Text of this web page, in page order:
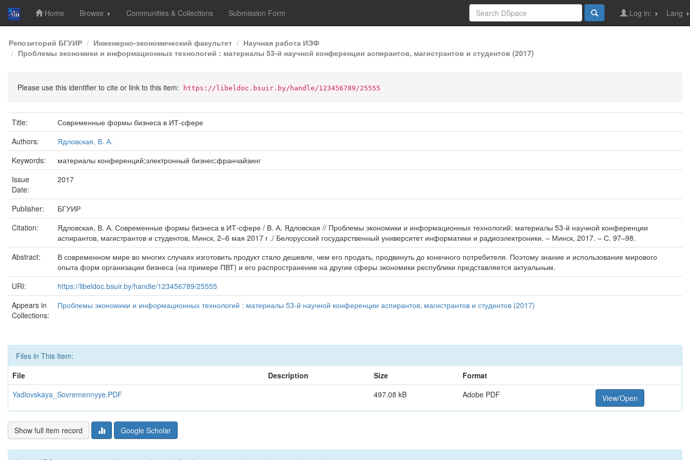
Skip
navigation
Home Browse Communities & Collections Submission Form Lang
Log in:
Репозиторий БГУИР Инженерно-экономический факультет
Научная работа ИЭФ
Проблемы экономики и информационных технологий : материалы 53-й научной конференции аспирантов, магистрантов и студентов (2017)
Please use this identifier to cite or link to this item: https://libeldoc.bsuir.by/handle/123456789/25555
Title:
Современные формы бизнеса в ИТ-сфере
Authors:
Ядловская, В. А.
Keywords:
материалы конференций;электронный бизнес;франчайзинг
Issue
Date:
2017
Publisher:
БГУИР
Citation:
Ядловская, В. А. Современные формы бизнеса в ИТ-сфере / В. А. Ядловская // Проблемы экономики и информационных технологий: материалы 53-й научной конференции
аспирантов, магистрантов и студентов, Минск, 2–6 мая 2017 г ./ Белорусский государственный университет информатики и радиоэлектроники. – Минск, 2017. – С. 97–98.
Abstract:
В современном мире во многих случаях изготовить продукт стало дешевле, чем его продать, продвинуть до конечного потребителя. Поэтому знание и использование мирового
опыта форм организации бизнеса (на примере ПВТ) и его распространение на другие сферы экономики республики представляется актуальным.
URI:
https://libeldoc.bsuir.by/handle/123456789/25555
Appears in
Collections:
Проблемы экономики и информационных технологий : материалы 53-й научной конференции аспирантов, магистрантов и студентов (2017)
Files in This Item:
File
Description Size
Format
Yadlovskaya_Sovremennyye.PDF
497.08 kB Adobe PDF View/Open
Show full item record Google Scholar